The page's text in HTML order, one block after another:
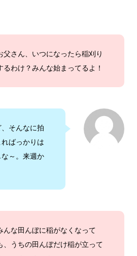
父さん、いつになったら稲刈り
るわけ？みんな始まってるよ！
そんなに拍
ばっかりは
～。来週か
んな田んぼに稲がなくなって
、うちの田んぼだけ稲が立って